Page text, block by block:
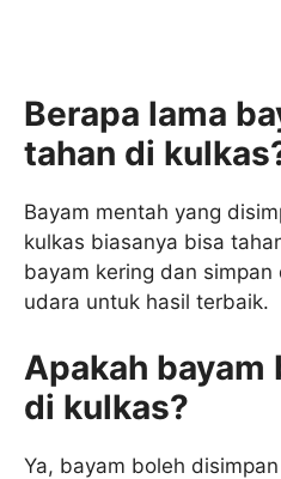
Berapa lama
tahan di
Bayam mentah yang
kulkas biasanya bisa
bayam kering dan
udara untuk hasil terbaik.
Apakah
di kulkas?
Ya, bayam boleh